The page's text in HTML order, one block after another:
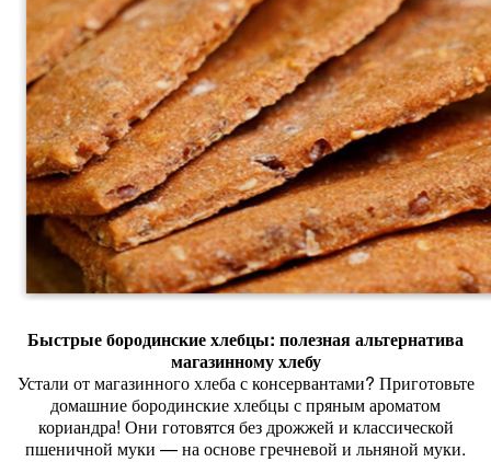
Быстрыебородинскиехлебцы: полезнаяальтернатива
магазинномухлебу
Устали отмагазинногохлебасконсервантами? Приготовьте
домашниебородинскиехлебцыспрянымароматом
кориандра! Они готовятсябездрожжей и классической
пшеничной муки — наосновегречневой и льняной муки.